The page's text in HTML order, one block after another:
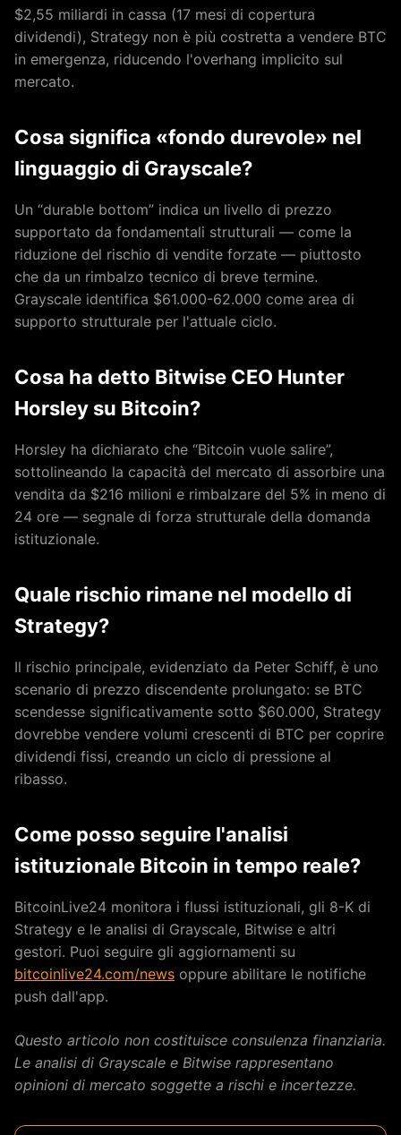
$2,55 miliardi in cassa (17 mesi di copertura
dividendi), Strategy non è più costretta a vendere BTC
in emergenza, riducendo l'overhang implicito sul
mercato.
Cosa significa «fondo durevole» nel
linguaggio di Grayscale?
Un “durable bottom” indica un livello di prezzo
supportato da fondamentali strutturali — come la
riduzione del rischio di vendite forzate — piuttosto
che da un rimbalzo tecnico di breve termine.
Grayscale identifica $61.000-62.000 come area di
supporto strutturale per l'attuale ciclo.
Cosa ha detto Bitwise CEO Hunter
Horsley su Bitcoin?
Horsley ha dichiarato che “Bitcoin vuole salire”,
sottolineando la capacità del mercato di assorbire una
vendita da $216 milioni e rimbalzare del 5% in meno di
24 ore — segnale di forza strutturale della domanda
istituzionale.
Quale rischio rimane nel modello di
Strategy?
Il rischio principale, evidenziato da Peter Schiff, è uno
scenario di prezzo discendente prolungato: se BTC
scendesse significativamente sotto $60.000, Strategy
dovrebbe vendere volumi crescenti di BTC per coprire
dividendi fissi, creando un ciclo di pressione al
ribasso.
Come posso seguire l'analisi
istituzionale Bitcoin in tempo reale?
BitcoinLive24 monitora i flussi istituzionali, gli 8-K di
Strategy e le analisi di Grayscale, Bitwise e altri
gestori. Puoi seguire gli aggiornamenti su
bitcoinlive24.com/news oppure abilitare le notifiche
push dall'app.
Questo articolo non costituisce consulenza finanziaria.
Le analisi di Grayscale e Bitwise rappresentano
opinioni di mercato soggette a rischi e incertezze.